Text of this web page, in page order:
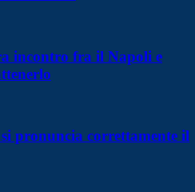
incontro fra il Napoli e
pronuncia correttamente il